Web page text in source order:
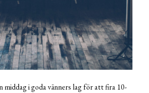
middag i goda vänners lag för att fira 10-